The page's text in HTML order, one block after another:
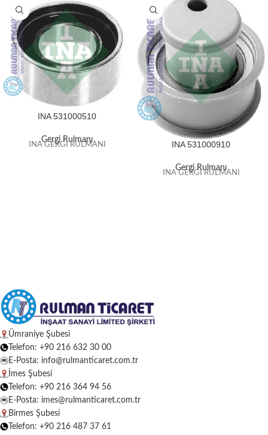
INA 531000510
Gergi Rulmanı
INA GERGİ RULMANI INA 531000910
Gergi Rulmanı
INA GERGİ RULMANI
Ümraniye Şubesi
Telefon: +90 216 632 30 00
E-Posta: info@rulmanticaret.com.tr
İmes Şubesi
Telefon: +90 216 364 94 56
E-Posta: imes@rulmanticaret.com.tr
Birmes Şubesi
Telefon: +90 216 487 37 61